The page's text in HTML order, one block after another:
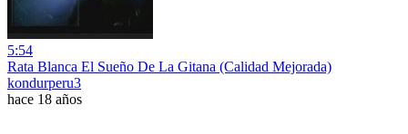
5:54
Rata Blanca El Sueño De La Gitana (Calidad Mejorada)
kondurperu3
hace 18 años